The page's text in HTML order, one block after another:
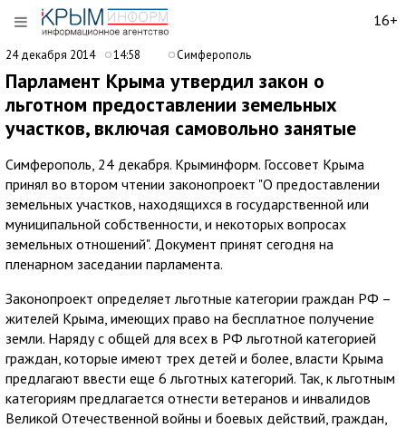
16+
24 декабря 2014 14:58 Симферополь
Парламент Крыма утвердил закон о
льготном предоставлении земельных
участков, включая самовольно занятые
Симферополь, 24 декабря. Крыминформ. Госсовет Крыма
принял во втором чтении законопроект "О предоставлении
земельных участков, находящихся в государственной или
муниципальной собственности, и некоторых вопросах
земельных отношений". Документ принят сегодня на
пленарном заседании парламента.
Законопроект определяет льготные категории граждан РФ –
жителей Крыма, имеющих право на бесплатное получение
земли. Наряду с общей для всех в РФ льготной категорией
граждан, которые имеют трех детей и более, власти Крыма
предлагают ввести еще 6 льготных категорий. Так, к льготным
категориям предлагается отнести ветеранов и инвалидов
Великой Отечественной войны и боевых действий, граждан,